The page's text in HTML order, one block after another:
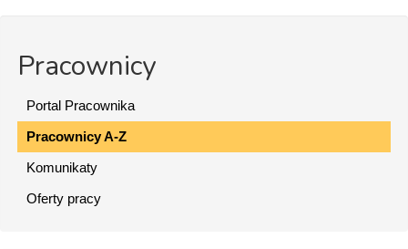
Pracownicy
Portal Pracownika
Pracownicy A-Z
Komunikaty
Oferty pracy